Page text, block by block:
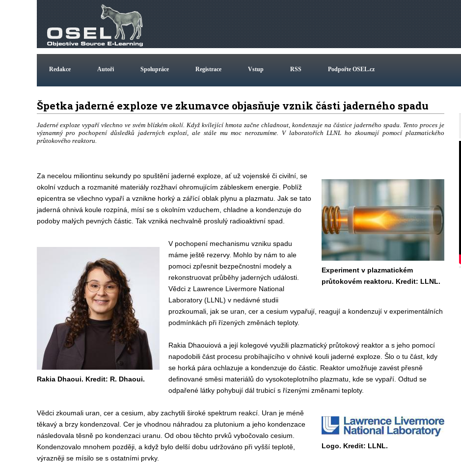
Redakce Autoři Spolupráce Registrace Vstup RSS Podpořte OSEL.cz
Špetka jaderné exploze ve zkumavce objasňuje vznik části jaderného spadu
Jaderné exploze vypaří všechno ve svém blízkém okolí. Když kvílející hmota začne chladnout, kondenzuje na částice jaderného spadu. Tento proces je
významný pro pochopení důsledků jaderných explozí, ale stále mu moc nerozumíme. V laboratořích LLNL ho zkoumají pomocí plazmatického
průtokového reaktoru.
Experiment v plazmatickém
průtokovém reaktoru. Kredit: LLNL.
Za necelou miliontinu sekundy po spuštění jaderné exploze, ať už vojenské či civilní, se
okolní vzduch a rozmanité materiály rozžhaví ohromujícím zábleskem energie. Poblíž
epicentra se všechno vypaří a vznikne horký a zářící oblak plynu a plazmatu. Jak se tato
jaderná ohnivá koule rozpíná, mísí se s okolním vzduchem, chladne a kondenzuje do
podoby malých pevných částic. Tak vzniká nechvalně proslulý radioaktivní spad.
Rakia Dhaoui. Kredit: R. Dhaoui.
V pochopení mechanismu vzniku spadu
máme ještě rezervy. Mohlo by nám to ale
pomoci zpřesnit bezpečnostní modely a
rekonstruovat průběhy jaderných události.
Vědci z Lawrence Livermore National
Laboratory (LLNL) v nedávné studii
prozkoumali, jak se uran, cer a cesium vypařují, reagují a kondenzují v experimentálních
podmínkách při řízených změnách teploty.
Rakia Dhaouiová a její kolegové využili plazmatický průtokový reaktor a s jeho pomocí
napodobili část procesu probíhajícího v ohnivé kouli jaderné exploze. Šlo o tu část, kdy
se horká pára ochlazuje a kondenzuje do částic. Reaktor umožňuje zavést přesně
definované směsi materiálů do vysokoteplotního plazmatu, kde se vypaří. Odtud se
odpařené látky pohybují dál trubicí s řízenými změnami teploty.
Logo. Kredit: LLNL.
Vědci zkoumali uran, cer a cesium, aby zachytili široké spektrum reakcí. Uran je méně
těkavý a brzy kondenzoval. Cer je vhodnou náhradou za plutonium a jeho kondenzace
následovala těsně po kondenzaci uranu. Od obou těchto prvků vybočovalo cesium.
Kondenzovalo mnohem později, a když bylo delší dobu udržováno při vyšší teplotě,
výrazněji se mísilo se s ostatními prvky.